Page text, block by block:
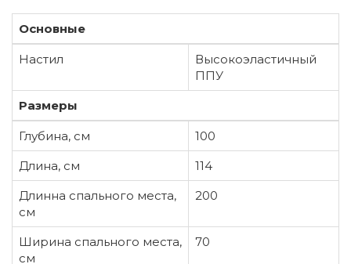
Основные
Настил
Высокоэластичный
ППУ
Размеры
Глубина, см
100
Длина, см
114
Длинна спального места,
см
200
Ширина спального места,
см
70